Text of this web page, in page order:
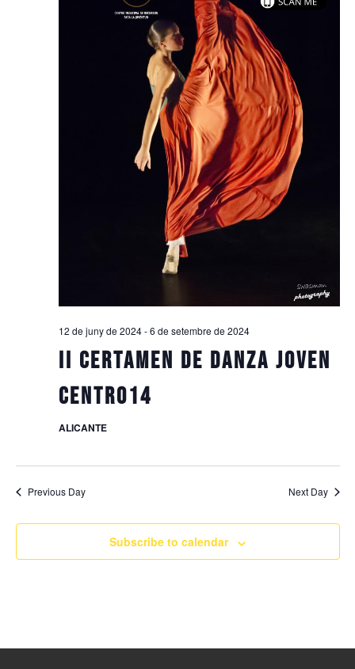
12 de juny de 2024-6 de setembre de 2024
II CERTAMEN DE DANZA JOVEN
CENTRO14
ALICANTE
Previous Day Next Day
Subscribe to calendar